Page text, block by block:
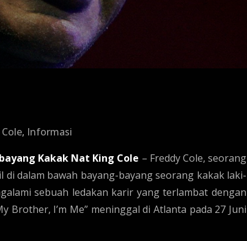
, Informasi
Kakak Nat King Cole – Freddy Cole, seorang
dalam bawah bayang-bayang seorang kakak laki-
sebuah ledakan karir yang terlambat dengan
Brother, I’m Me” meninggal di Atlanta pada 27 Juni